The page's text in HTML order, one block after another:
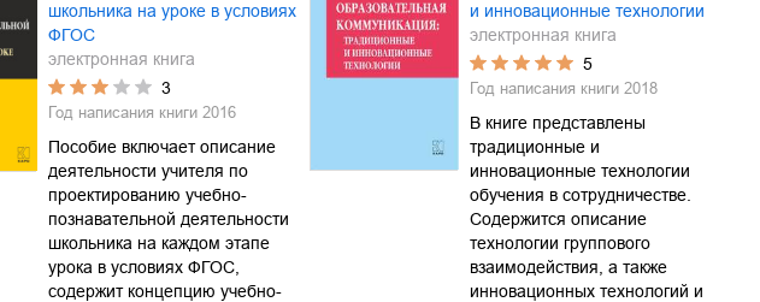
школьника на уроке в условиях
ФГОС
электронная книга
3
Год написания книги 2016
Пособие включает описание
деятельности учителя по
проектированию учебно-
познавательной деятельности
школьника на каждом этапе
урока в условиях ФГОС,
содержит концепцию учебно-
и инновационные технологии
электронная книга
5
Год написания книги 2018
В книге представлены
традиционные и
инновационные технологии
обучения в сотрудничестве.
Содержится описание
технологии группового
взаимодействия, а также
инновационных технологий и